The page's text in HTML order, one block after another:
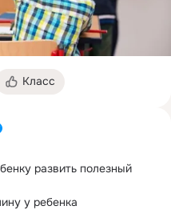
Класс
развить полезный
у ребенка